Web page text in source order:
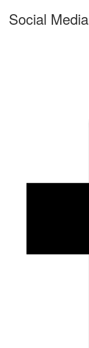
Social Media